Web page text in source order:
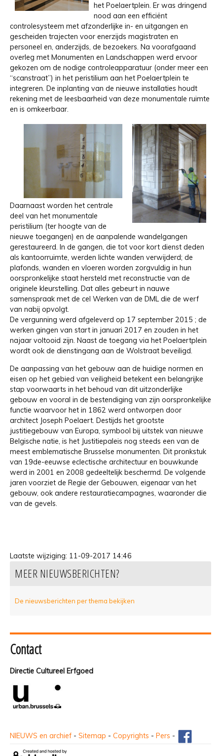
het Poelaertplein. Er was dringend
nood aan een efficiënt
controlesysteem met afzonderlijke in- en uitgangen en
gescheiden trajecten voor enerzijds magistraten en
personeel en, anderzijds, de bezoekers. Na voorafgaand
overleg met Monumenten en Landschappen werd ervoor
gekozen om de nodige controleapparatuur (onder meer een
“scanstraat”) in het peristilium aan het Poelaertplein te
integreren. De inplanting van de nieuwe installaties houdt
rekening met de leesbaarheid van deze monumentale ruimte
en is omkeerbaar.
Daarnaast worden het centrale
deel van het monumentale
peristilium (ter hoogte van de
nieuwe toegangen) en de aanpalende wandelgangen
gerestaureerd. In de gangen, die tot voor kort dienst deden
als kantoorruimte, werden lichte wanden verwijderd; de
plafonds, wanden en vloeren worden zorgvuldig in hun
oorspronkelijke staat hersteld met reconstructie van de
originele kleurstelling. Dat alles gebeurt in nauwe
samenspraak met de cel Werken van de DML die de werf
van nabij opvolgt.
De vergunning werd afgeleverd op 17 september 2015 ; de
werken gingen van start in januari 2017 en zouden in het
najaar voltooid zijn. Naast de toegang via het Poelaertplein
wordt ook de dienstingang aan de Wolstraat beveiligd.
De aanpassing van het gebouw aan de huidige normen en
eisen op het gebied van veiligheid betekent een belangrijke
stap voorwaarts in het behoud van dit uitzonderlijke
gebouw en vooral in de bestendiging van zijn oorspronkelijke
functie waarvoor het in 1862 werd ontworpen door
architect Joseph Poelaert. Destijds het grootste
justitiegebouw van Europa, symbool bij uitstek van nieuwe
Belgische natie, is het Justitiepaleis nog steeds een van de
meest emblematische Brusselse monumenten. Dit pronkstuk
van 19de-eeuwse eclectische architectuur en bouwkunde
werd in 2001 en 2008 gedeeltelijk beschermd. De volgende
jaren voorziet de Regie der Gebouwen, eigenaar van het
gebouw, ook andere restauratiecampagnes, waaronder die
van de gevels.
Laatste wijziging: 11-09-2017 14:46
MEER NIEUWSBERICHTEN?
De nieuwsberichten per thema bekijken
Contact
Directie Cultureel Erfgoed
NIEUWS en archief - Sitemap - Copyrights - Pers -